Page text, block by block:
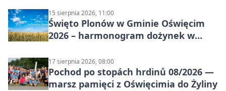
15 sierpnia 2026, 11:00
Święto Plonów w Gminie Oświęcim
2026 – harmonogram dożynek w
17 sierpnia 2026, 08:00
Pochod po stopách hrdinů 08/2026 —
marsz pamięci z Oświęcimia do Żyliny